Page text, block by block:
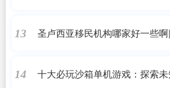
13
圣卢西亚移民机构哪家好一些
14
十大必玩沙箱单机游戏：探索